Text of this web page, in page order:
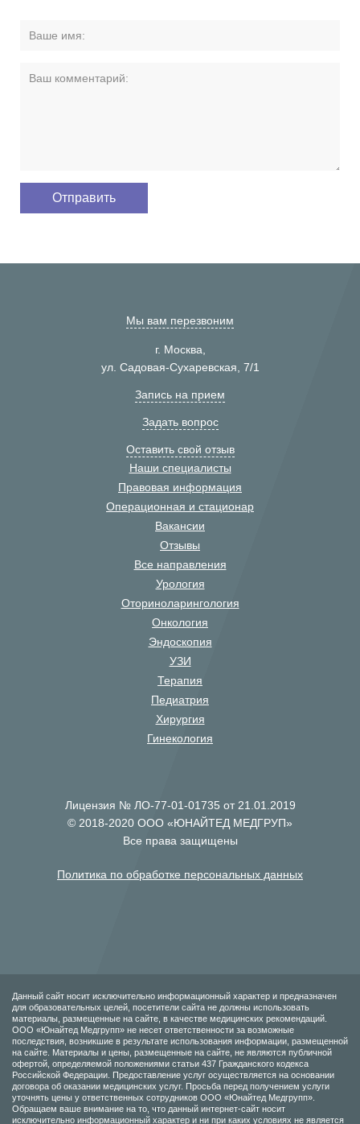
Мы вам перезвоним
г. Москва,
ул. Садовая-Сухаревская, 7/1
Запись на прием
Задать вопрос
Оставить свой отзыв
Наши специалисты
Правовая информация
Операционная и стационар
Вакансии
Отзывы
Все направления
Урология
Оториноларингология
Онкология
Эндоскопия
УЗИ
Терапия
Педиатрия
Хирургия
Гинекология
Лицензия № ЛО-77-01-01735 от 21.01.2019
© 2018-2020 ООО «ЮНАЙТЕД МЕДГРУП»
Все права защищены
Политика по обработке персональных данных
Данный сайт носит исключительно информационный характер и предназначен
для образовательных целей, посетители сайта не должны использовать
материалы, размещенные на сайте, в качестве медицинских рекомендаций.
ООО «Юнайтед Медгрупп» не несет ответственности за возможные
последствия, возникшие в результате использования информации, размещенной
на сайте. Материалы и цены, размещенные на сайте, не являются публичной
офертой, определяемой положениями статьи 437 Гражданского кодекса
Российской Федерации. Предоставление услуг осуществляется на основании
договора об оказании медицинских услуг. Просьба перед получением услуги
уточнять цены у ответственных сотрудников ООО «Юнайтед Медгрупп».
Обращаем ваше внимание на то, что данный интернет-сайт носит
исключительно информационный характер и ни при каких условиях не является